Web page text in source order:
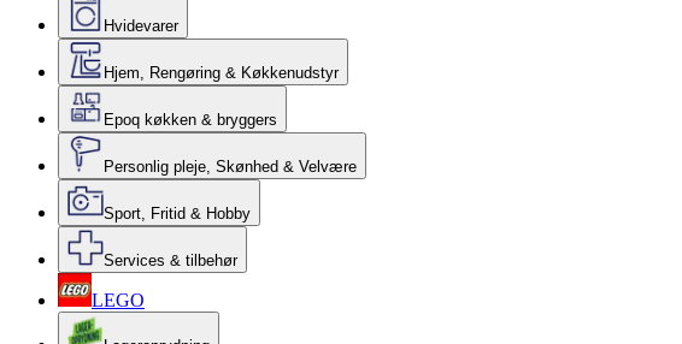
Hvidevarer
Hjem, Rengøring & Køkkenudstyr
Epoq køkken & bryggers
Personlig pleje, Skønhed & Velvære
Sport, Fritid & Hobby
Services & tilbehør
LEGO